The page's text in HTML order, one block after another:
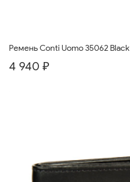
Ремень Conti Uomo 35062 Black
4 940 ₽